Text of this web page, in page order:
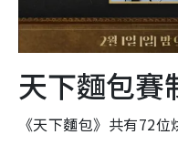
天下麵包賽
《天下麵包》共有72